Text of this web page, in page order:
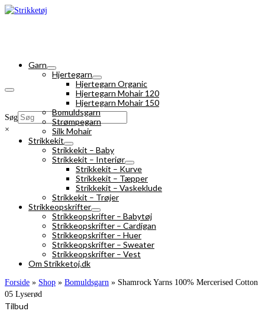
Søg
×
Garn
Hjertegarn
Hjertegarn Organic
Hjertegarn Mohair 120
Hjertegarn Mohair 150
Bomuldsgarn
Strømpegarn
Silk Mohair
Strikkekit
Strikkekit – Baby
Strikkekit – Interiør
Strikkekit – Kurve
Strikkekit – Tæpper
Strikkekit – Vaskeklude
Strikkekit – Trøjer
Strikkeopskrifter
Strikkeopskrifter – Babytøj
Strikkeopskrifter – Cardigan
Strikkeopskrifter – Huer
Strikkeopskrifter – Sweater
Strikkeopskrifter – Vest
Om Strikketoj.dk
Forside » Shop » Bomuldsgarn » Shamrock Yarns 100% Mercerised Cotton
05 Lyserød
Tilbud